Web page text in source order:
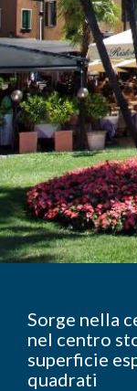
Sorge nella
nel centro
superficie
quadrati